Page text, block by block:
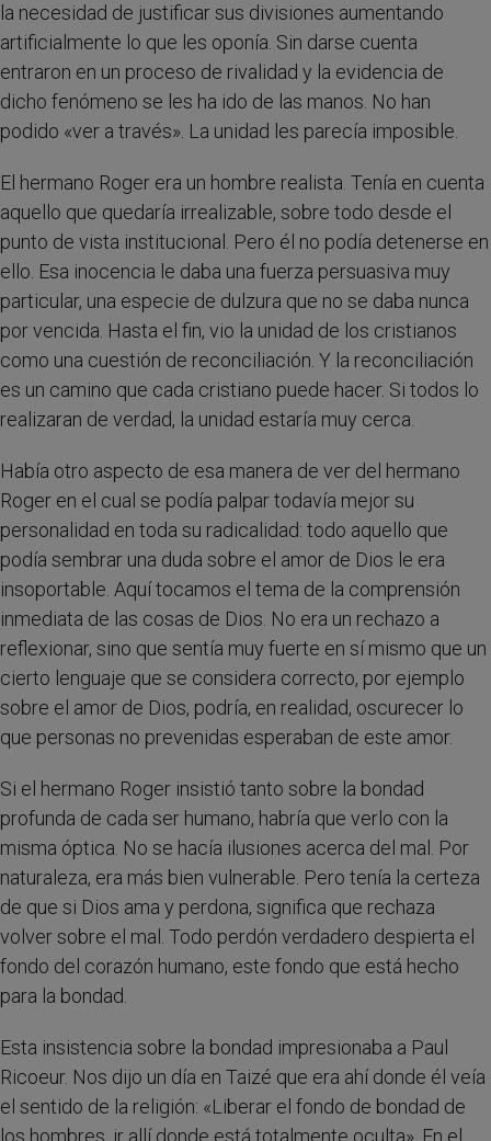
la necesidad de justificar sus divisiones aumentando
artificialmente lo que les oponía. Sin darse cuenta
entraron en un proceso de rivalidad y la evidencia de
dicho fenómeno se les ha ido de las manos. No han
podido «ver a través». La unidad les parecía imposible.
El hermano Roger era un hombre realista. Tenía en cuenta
aquello que quedaría irrealizable, sobre todo desde el
punto de vista institucional. Pero él no podía detenerse en
ello. Esa inocencia le daba una fuerza persuasiva muy
particular, una especie de dulzura que no se daba nunca
por vencida. Hasta el fin, vio la unidad de los cristianos
como una cuestión de reconciliación. Y la reconciliación
es un camino que cada cristiano puede hacer. Si todos lo
realizaran de verdad, la unidad estaría muy cerca.
Había otro aspecto de esa manera de ver del hermano
Roger en el cual se podía palpar todavía mejor su
personalidad en toda su radicalidad: todo aquello que
podía sembrar una duda sobre el amor de Dios le era
insoportable. Aquí tocamos el tema de la comprensión
inmediata de las cosas de Dios. No era un rechazo a
reflexionar, sino que sentía muy fuerte en sí mismo que un
cierto lenguaje que se considera correcto, por ejemplo
sobre el amor de Dios, podría, en realidad, oscurecer lo
que personas no prevenidas esperaban de este amor.
Si el hermano Roger insistió tanto sobre la bondad
profunda de cada ser humano, habría que verlo con la
misma óptica. No se hacía ilusiones acerca del mal. Por
naturaleza, era más bien vulnerable. Pero tenía la certeza
de que si Dios ama y perdona, significa que rechaza
volver sobre el mal. Todo perdón verdadero despierta el
fondo del corazón humano, este fondo que está hecho
para la bondad.
Esta insistencia sobre la bondad impresionaba a Paul
Ricoeur. Nos dijo un día en Taizé que era ahí donde él veía
el sentido de la religión: «Liberar el fondo de bondad de
los hombres, ir allí donde está totalmente oculta». En el